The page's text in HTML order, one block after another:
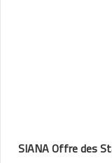
SIANA Offre des